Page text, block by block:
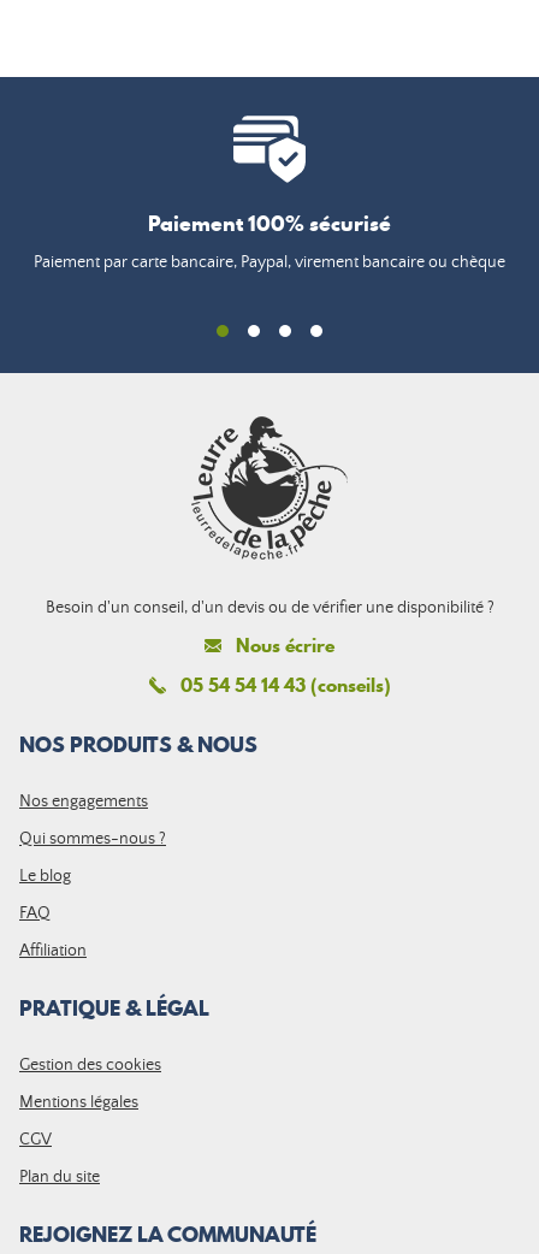
Paiement 100% sécurisé
Paiement par carte bancaire, Paypal, virement bancaire ou chèque
Besoin d'un conseil, d'un devis ou de vérifier une disponibilité ?
Nous écrire
05 54 54 14 43 (conseils)
NOS PRODUITS & NOUS
Nos engagements
Qui sommes-nous ?
Le blog
FAQ
Affiliation
PRATIQUE & LÉGAL
Gestion des cookies
Mentions légales
CGV
Plan du site
REJOIGNEZ LA COMMUNAUTÉ